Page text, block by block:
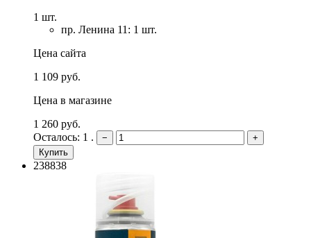
1 шт.
пр. Ленина 11: 1 шт.
Цена сайта
1 109 руб.
Цена в магазине
1 260 руб.
Осталось: 1 .
−
+
Купить
238838